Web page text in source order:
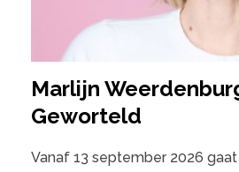
Marlijn
Geworteld
Vanaf 13 september 2026